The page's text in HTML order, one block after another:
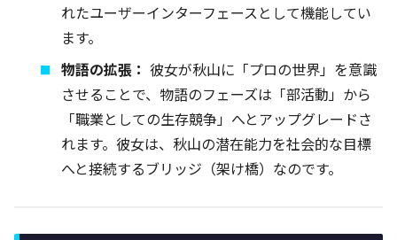
れたユーザーインターフェースとして機能してい
ます。
物語の拡張： 彼女が秋山に「プロの世界」を意識
させることで、物語のフェーズは「部活動」から
「職業としての生存競争」へとアップグレードさ
れます。彼女は、秋山の潜在能力を社会的な目標
へと接続するブリッジ（架け橋）なのです。